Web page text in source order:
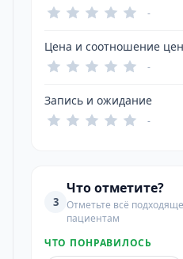
-
Цена и соотношение
-
Запись и ожидание
-
3
Что отметите?
Отметьте всё
пациентам
ЧТО ПОНРАВИЛОСЬ